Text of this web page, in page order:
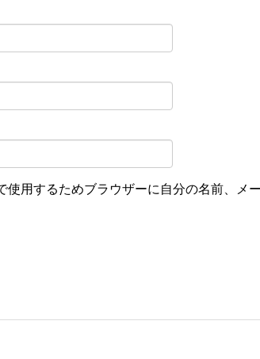
使用するためブラウザーに自分の名前、メ